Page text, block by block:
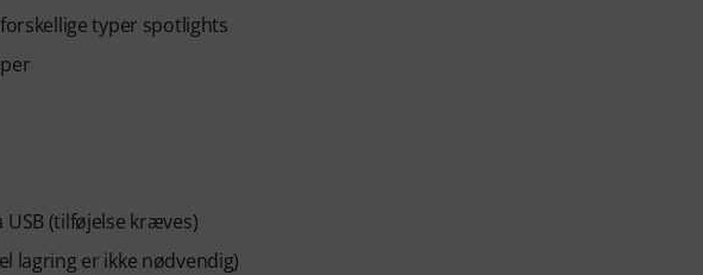
typer spotlights
USB (tilføjelse kræves)
lagring er ikke nødvendig)